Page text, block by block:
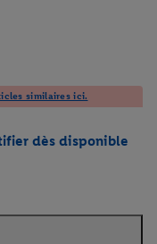
similaires ici.
dès disponible